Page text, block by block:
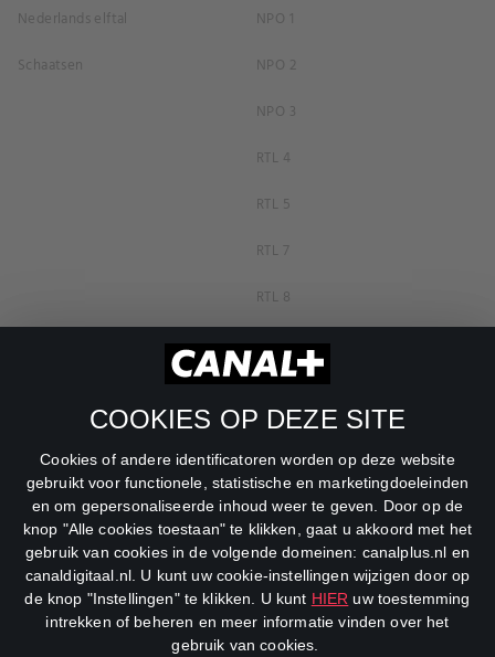
COOKIES OP DEZE SITE
Cookies of andere identificatoren worden op deze website
gebruikt voor functionele, statistische en marketingdoeleinden
en om gepersonaliseerde inhoud weer te geven. Door op de
knop "Alle cookies toestaan" te klikken, gaat u akkoord met het
gebruik van cookies in de volgende domeinen: canalplus.nl en
canaldigitaal.nl. U kunt uw cookie-instellingen wijzigen door op
de knop "Instellingen" te klikken. U kunt HIER uw toestemming
intrekken of beheren en meer informatie vinden over het
gebruik van cookies.
Nederlands elftal
Schaatsen
NPO 1
NPO 2
NPO 3
RTL 4
RTL 5
RTL 7
RTL 8
RTL Z
SBS6
Veronica
DreamWorks Channel